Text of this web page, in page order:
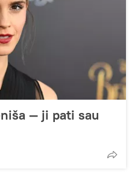
— ji pati sau